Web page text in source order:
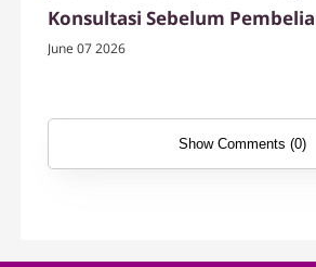
Konsultasi Sebelum
Mudah ke Tuban
June 07 2026
Show Comments (0)